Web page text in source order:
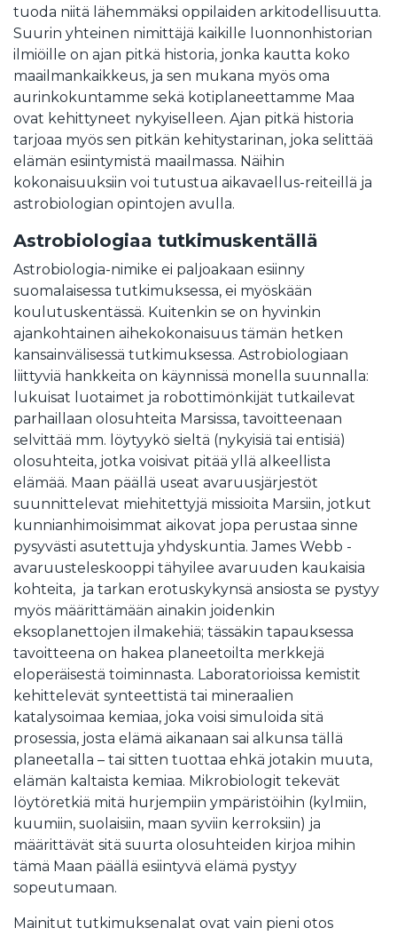
tuoda niitä lähemmäksi oppilaiden arkitodellisuutta.
Suurin yhteinen nimittäjä kaikille luonnonhistorian
ilmiöille on ajan pitkä historia, jonka kautta koko
maailmankaikkeus, ja sen mukana myös oma
aurinkokuntamme sekä kotiplaneettamme Maa
ovat kehittyneet nykyiselleen. Ajan pitkä historia
tarjoaa myös sen pitkän kehitystarinan, joka selittää
elämän esiintymistä maailmassa. Näihin
kokonaisuuksiin voi tutustua aikavaellus-reiteillä ja
astrobiologian opintojen avulla.
Astrobiologiaa tutkimuskentällä
Astrobiologia-nimike ei paljoakaan esiinny
suomalaisessa tutkimuksessa, ei myöskään
koulutuskentässä. Kuitenkin se on hyvinkin
ajankohtainen aihekokonaisuus tämän hetken
kansainvälisessä tutkimuksessa. Astrobiologiaan
liittyviä hankkeita on käynnissä monella suunnalla:
lukuisat luotaimet ja robottimönkijät tutkailevat
parhaillaan olosuhteita Marsissa, tavoitteenaan
selvittää mm. löytyykö sieltä (nykyisiä tai entisiä)
olosuhteita, jotka voisivat pitää yllä alkeellista
elämää. Maan päällä useat avaruusjärjestöt
suunnittelevat miehitettyjä missioita Marsiin, jotkut
kunnianhimoisimmat aikovat jopa perustaa sinne
pysyvästi asutettuja yhdyskuntia. James Webb -
avaruusteleskooppi tähyilee avaruuden kaukaisia
kohteita, ja tarkan erotuskykynsä ansiosta se pystyy
myös määrittämään ainakin joidenkin
eksoplanettojen ilmakehiä; tässäkin tapauksessa
tavoitteena on hakea planeetoilta merkkejä
eloperäisestä toiminnasta. Laboratorioissa kemistit
kehittelevät synteettistä tai mineraalien
katalysoimaa kemiaa, joka voisi simuloida sitä
prosessia, josta elämä aikanaan sai alkunsa tällä
planeetalla – tai sitten tuottaa ehkä jotakin muuta,
elämän kaltaista kemiaa. Mikrobiologit tekevät
löytöretkiä mitä hurjempiin ympäristöihin (kylmiin,
kuumiin, suolaisiin, maan syviin kerroksiin) ja
määrittävät sitä suurta olosuhteiden kirjoa mihin
tämä Maan päällä esiintyvä elämä pystyy
sopeutumaan.
Mainitut tutkimuksenalat ovat vain pieni otos